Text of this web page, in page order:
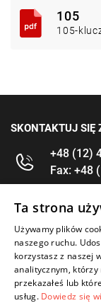
105
105-
SKONTAKTUJ SIĘ
+48 (12)
Fax: +48
INFORMACJE
OFERTA
Ta strona
Używamy plików
naszego ruchu.
korzystasz z naszej
analitycznym,
przekazałeś lub
usług. Dowiedz się